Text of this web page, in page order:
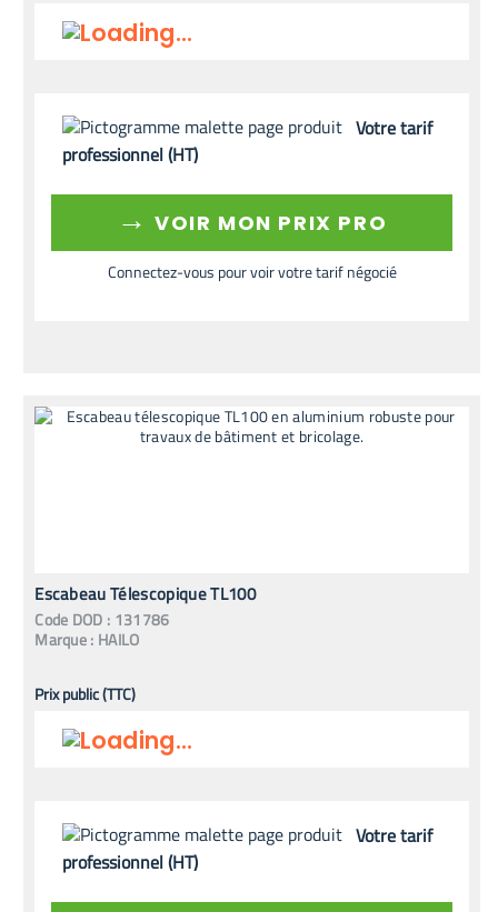
Votre tarif
professionnel (HT)
→ VOIR MON PRIX PRO
Connectez-vous pour voir votre tarif négocié
Escabeau Télescopique TL100
Code DOD : 131786
Marque : HAILO
Prix public (TTC)
Votre tarif
professionnel (HT)